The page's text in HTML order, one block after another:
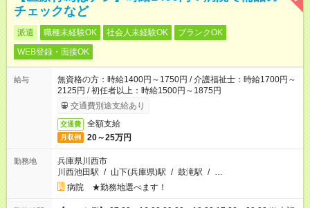
チェックなど
派遣 職種未経験OK 社会人未経験OK
ブランクOK
WEB登録・面接OK
給与
無資格の方：時給1400円～1750円 / 介護福祉士：時給1700円～
2125円 / 初任者以上：時給1500円～1875円
交通費別途支給あり
交通費 全額支給
月収例 20～25万円
勤務地
兵庫県川西市
川西池田駅 / 山下(兵庫県)駅 / 鼓滝駅 / …
病院 ★勤務地選べます！